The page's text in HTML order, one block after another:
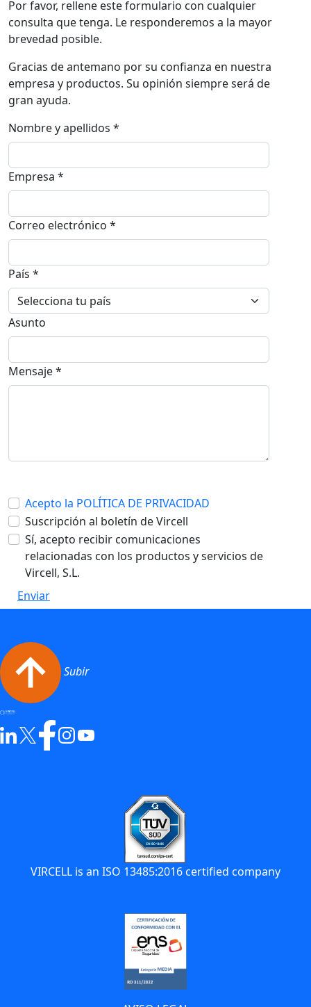
Por favor, rellene este formulario con cualquier
consulta que tenga. Le responderemos a la mayor
brevedad posible.
Gracias de antemano por su confianza en nuestra
empresa y productos. Su opinión siempre será de
gran ayuda.
Nombre y apellidos *
Empresa *
Correo electrónico *
País *
Asunto
Mensaje *
Acepto la POLÍTICA DE PRIVACIDAD
Suscripción al boletín de Vircell
Sí, acepto recibir comunicaciones
relacionadas con los productos y servicios de
Vircell, S.L.
Enviar
Subir
VIRCELL is an ISO 13485:2016 certified company